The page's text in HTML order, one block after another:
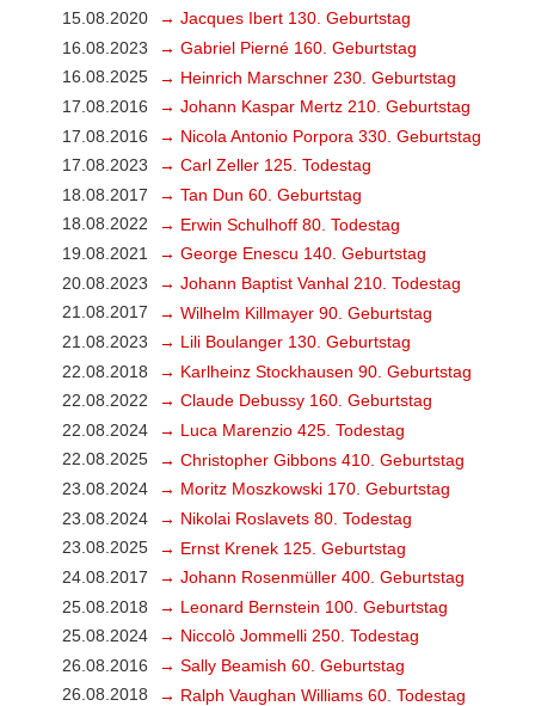
15.08.2020
→ Jacques Ibert 130. Geburtstag
16.08.2023
→ Gabriel Pierné 160. Geburtstag
16.08.2025
→ Heinrich Marschner 230. Geburtstag
17.08.2016
→ Johann Kaspar Mertz 210. Geburtstag
17.08.2016
→ Nicola Antonio Porpora 330. Geburtstag
17.08.2023
→ Carl Zeller 125. Todestag
18.08.2017
→ Tan Dun 60. Geburtstag
18.08.2022
→ Erwin Schulhoff 80. Todestag
19.08.2021
→ George Enescu 140. Geburtstag
20.08.2023
→ Johann Baptist Vanhal 210. Todestag
21.08.2017
→ Wilhelm Killmayer 90. Geburtstag
21.08.2023
→ Lili Boulanger 130. Geburtstag
22.08.2018
→ Karlheinz Stockhausen 90. Geburtstag
22.08.2022
→ Claude Debussy 160. Geburtstag
22.08.2024
→ Luca Marenzio 425. Todestag
22.08.2025
→ Christopher Gibbons 410. Geburtstag
23.08.2024
→ Moritz Moszkowski 170. Geburtstag
23.08.2024
→ Nikolai Roslavets 80. Todestag
23.08.2025
→ Ernst Krenek 125. Geburtstag
24.08.2017
→ Johann Rosenmüller 400. Geburtstag
25.08.2018
→ Leonard Bernstein 100. Geburtstag
25.08.2024
→ Niccolò Jommelli 250. Todestag
26.08.2016
→ Sally Beamish 60. Geburtstag
26.08.2018
→ Ralph Vaughan Williams 60. Todestag